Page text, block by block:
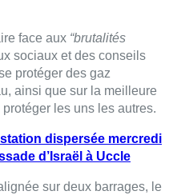
face aux “brutalités
sociaux et des conseils
protéger des gaz
ainsi que sur la meilleure
les uns les autres.
dispersée mercredi
d’Israël à Uccle
sur deux barrages, le